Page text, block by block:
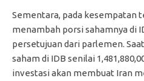
Sementara, pada kesempatan
menambah porsi sahamnya di
persetujuan dari parlemen.
saham di IDB senilai
investasi akan membuat Iran